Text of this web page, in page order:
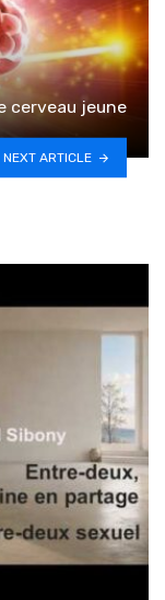
cerveau jeune
NEXT ARTICLE